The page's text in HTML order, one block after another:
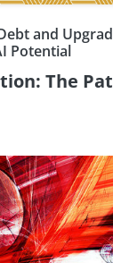
and
Potential
The